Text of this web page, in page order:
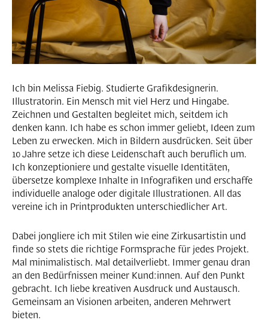
Ich bin Melissa Fiebig. Studierte Grafikdesignerin.
Illustratorin. Ein Mensch mit viel Herz und Hingabe.
Zeichnen und Gestalten begleitet mich, seitdem ich
denken kann. Ich habe es schon immer geliebt, Ideen zum
Leben zu erwecken. Mich in Bildern ausdrücken. Seit über
10 Jahre setze ich diese Leidenschaft auch beruflich um.
Ich konzeptioniere und gestalte visuelle Identitäten,
übersetze komplexe Inhalte in Infografiken und erschaffe
individuelle analoge oder digitale Illustrationen. All das
vereine ich in Printprodukten unterschiedlicher Art.
Dabei jongliere ich mit Stilen wie eine Zirkusartistin und
finde so stets die richtige Formsprache für jedes Projekt.
Mal minimalistisch. Mal detailverliebt. Immer genau dran
an den Bedürfnissen meiner Kund:innen. Auf den Punkt
gebracht. Ich liebe kreativen Ausdruck und Austausch.
Gemeinsam an Visionen arbeiten, anderen Mehrwert
bieten.